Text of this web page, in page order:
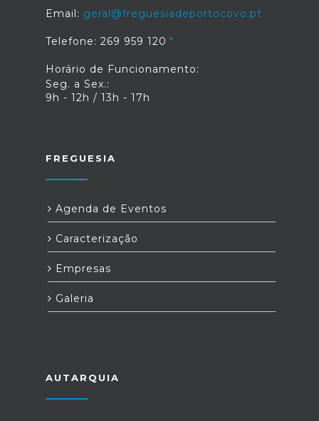
Email: geral@freguesiadeportocovo.pt
Telefone: 269 959 120
Horário de Funcionamento:
Seg. a Sex.:
9h - 12h / 13h - 17h
FREGUESIA
Agenda de Eventos
Caracterização
Empresas
Galeria
AUTARQUIA